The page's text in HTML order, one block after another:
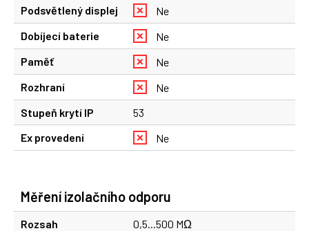
Podsvětlený displej
Ne
Dobíjecí baterie
Ne
Paměť
Ne
Rozhraní
Ne
Stupeň krytí IP
53
Ex provedení
Ne
Měření izolačního odporu
Rozsah
0,5...500 MΩ